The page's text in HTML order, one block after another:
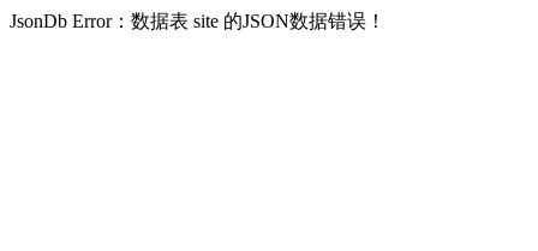
JsonDb Error：数据表 site 的JSON数据错误！